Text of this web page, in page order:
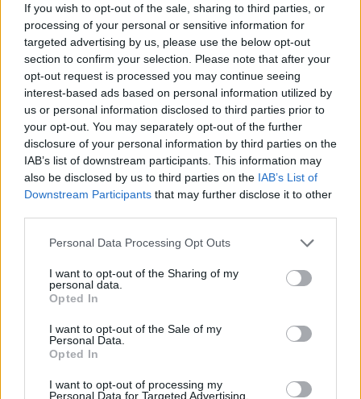
If you wish to opt-out of the sale, sharing to third parties, or
processing of your personal or sensitive information for
targeted advertising by us, please use the below opt-out
section to confirm your selection. Please note that after your
opt-out request is processed you may continue seeing
interest-based ads based on personal information utilized by
us or personal information disclosed to third parties prior to
your opt-out. You may separately opt-out of the further
disclosure of your personal information by third parties on the
IAB’s list of downstream participants. This information may
also be disclosed by us to third parties on the IAB’s List of
Downstream Participants that may further disclose it to other
Personal Data Processing Opt Outs
I want to opt-out of the Sharing of my
personal data.
Opted In
I want to opt-out of the Sale of my
Personal Data.
Opted In
I want to opt-out of processing my
Personal Data for Targeted Advertising.
herë nën drejtimin e Mourinhos
Esim for USA|Esim for Italy| Esim for Spain | Esim